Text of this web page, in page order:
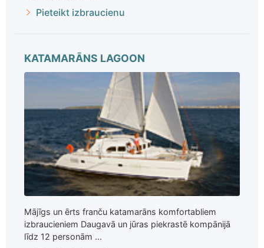
Pieteikt izbraucienu
KATAMARĀNS LAGOON
Mājīgs un ērts franču katamarāns komfortabliem
izbraucieniem Daugavā un jūras piekrastē kompānijā
līdz 12 personām ...